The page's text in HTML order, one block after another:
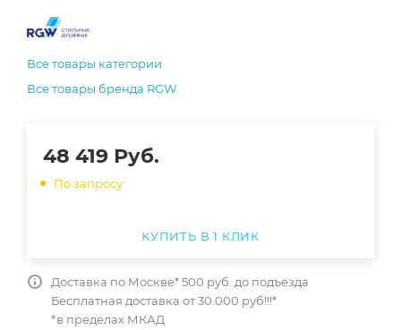
Все товары категории
Все товары бренда RGW
48 419 Руб.
По запросу
КУПИТЬ В 1 КЛИК
Доставка по Москве* 500 руб. до подъезда
Бесплатная доставка от 30.000 руб!!!*
*в пределах МКАД